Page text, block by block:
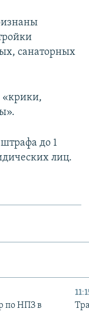
санаторных
до 1
лиц.
по НПЗ в